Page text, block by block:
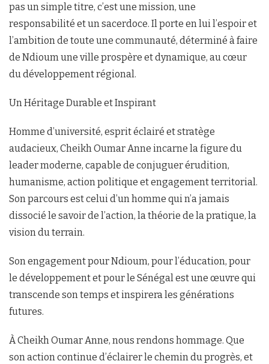
pas un simple titre, c’est une mission, une
responsabilité et un sacerdoce. Il porte en lui l’espoir et
l’ambition de toute une communauté, déterminé à faire
de Ndioum une ville prospère et dynamique, au cœur
du développement régional.
Un Héritage Durable et Inspirant
Homme d’université, esprit éclairé et stratège
audacieux, Cheikh Oumar Anne incarne la figure du
leader moderne, capable de conjuguer érudition,
humanisme, action politique et engagement territorial.
Son parcours est celui d’un homme qui n’a jamais
dissocié le savoir de l’action, la théorie de la pratique, la
vision du terrain.
Son engagement pour Ndioum, pour l’éducation, pour
le développement et pour le Sénégal est une œuvre qui
transcende son temps et inspirera les générations
futures.
À Cheikh Oumar Anne, nous rendons hommage. Que
son action continue d’éclairer le chemin du progrès, et